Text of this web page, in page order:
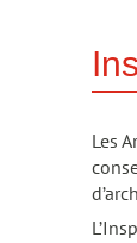
Les